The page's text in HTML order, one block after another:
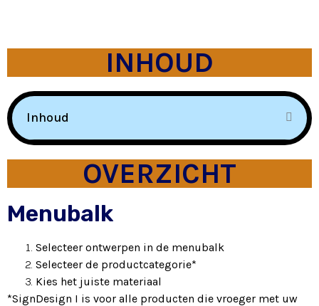
INHOUD
Inhoud
OVERZICHT
Menubalk
Selecteer ontwerpen in de menubalk
Selecteer de productcategorie*
Kies het juiste materiaal
*SignDesign I is voor alle producten die vroeger met uw